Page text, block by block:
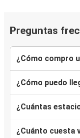
Preguntas
¿Cómo compro
¿Cómo puedo
¿Cuántas
¿Cuánto cuesta